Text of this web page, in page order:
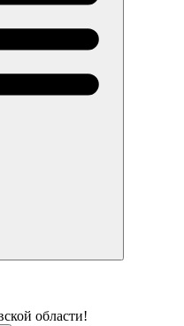
области!